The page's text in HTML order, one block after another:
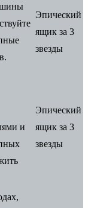
Эпический
ящик за 3
звезды
и
Эпический
ящик за 3
звезды